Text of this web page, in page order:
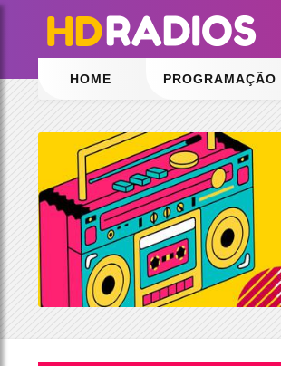
HOME PROGRAMAÇÃO